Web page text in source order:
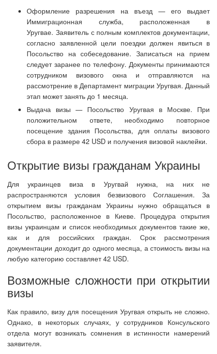
Оформление разрешения на въезд — его выдает
Иммиграционная служба, расположенная в
Уругвае. Заявитель с полным комплектов документации,
согласно заявленной цели поездки должен явиться в
Посольство на собеседование. Записаться на прием
следует заранее по телефону. Документы принимаются
сотрудником визового окна и отправляются на
рассмотрение в Департамент миграции Уругвая. Данный
этап может занять до 1 месяца.
Выдача визы — Посольство Уругвая в Москве. При
положительном ответе, необходимо повторное
посещение здания Посольства, для оплаты визового
сбора в размере 42 USD и получения визовой наклейки.
Открытие визы гражданам Украины
Для украинцев виза в Уругвай нужна, на них не
распространяются условия безвизового Соглашения. За
открытием визы гражданам Украины нужно обращаться в
Посольство, расположенное в Киеве. Процедура открытия
визы украинцам и список необходимых документов такие же,
как и для российских граждан. Срок рассмотрения
документации доходит до одного месяца, а стоимость визы на
любую категорию составляет 42 USD.
Возможные сложности при открытии
визы
Как правило, визу для посещения Уругвая открыть не сложно.
Однако, в некоторых случаях, у сотрудников Консульского
отдела могут возникать сомнения в истинности намерений
заявителя.